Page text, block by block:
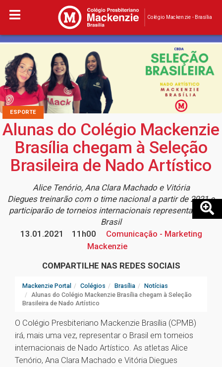
Colégio Mackenzie - Brasília
ESPORTE
Alunas do Colégio Mackenzie
Brasília chegam à Seleção
Brasileira de Nado Artístico
Alice Tenório, Ana Clara Machado e Vitória
Diegues treinarão com o time nacional a partir de 2021 e
participarão de torneios internacionais representando o
Brasil
13.01.2021
11h00
Comunicação - Marketing
Mackenzie
COMPARTILHE NAS REDES SOCIAIS
Mackenzie Portal Colégios Brasília
Notícias
Alunas do Colégio Mackenzie Brasília chegam à Seleção
Brasileira de Nado Artístico
O Colégio Presbiteriano Mackenzie Brasília (CPMB)
irá, mais uma vez, representar o Brasil em torneios
internacionais de Nado Artístico. As atletas Alice
Tenório, Ana Clara Machado e Vitória Diegues